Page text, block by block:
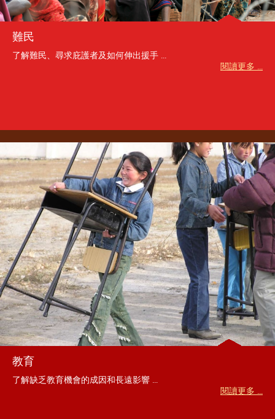
難民
了解難民、尋求庇護者及如何伸出援手 ...
閱讀更多 ...
教育
了解缺乏教育機會的成因和長遠影響 ...
閱讀更多 ...